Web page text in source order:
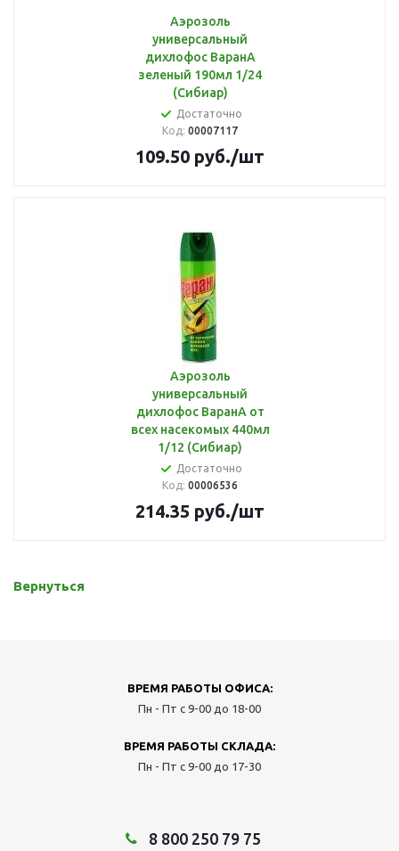
Аэрозоль
универсальный
дихлофос ВаранА
зеленый 190мл 1/24
(Сибиар)
Достаточно
Код: 00007117
109.50 руб./шт
Аэрозоль
универсальный
дихлофос ВаранА от
всех насекомых 440мл
1/12 (Сибиар)
Достаточно
Код: 00006536
214.35 руб./шт
Вернуться
ВРЕМЯ РАБОТЫ ОФИСА:
Пн - Пт с 9-00 до 18-00
ВРЕМЯ РАБОТЫ СКЛАДА:
Пн - Пт с 9-00 до 17-30
8 800 250 79 75